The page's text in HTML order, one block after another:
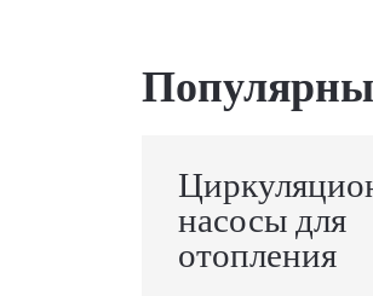
насосы для
отопления